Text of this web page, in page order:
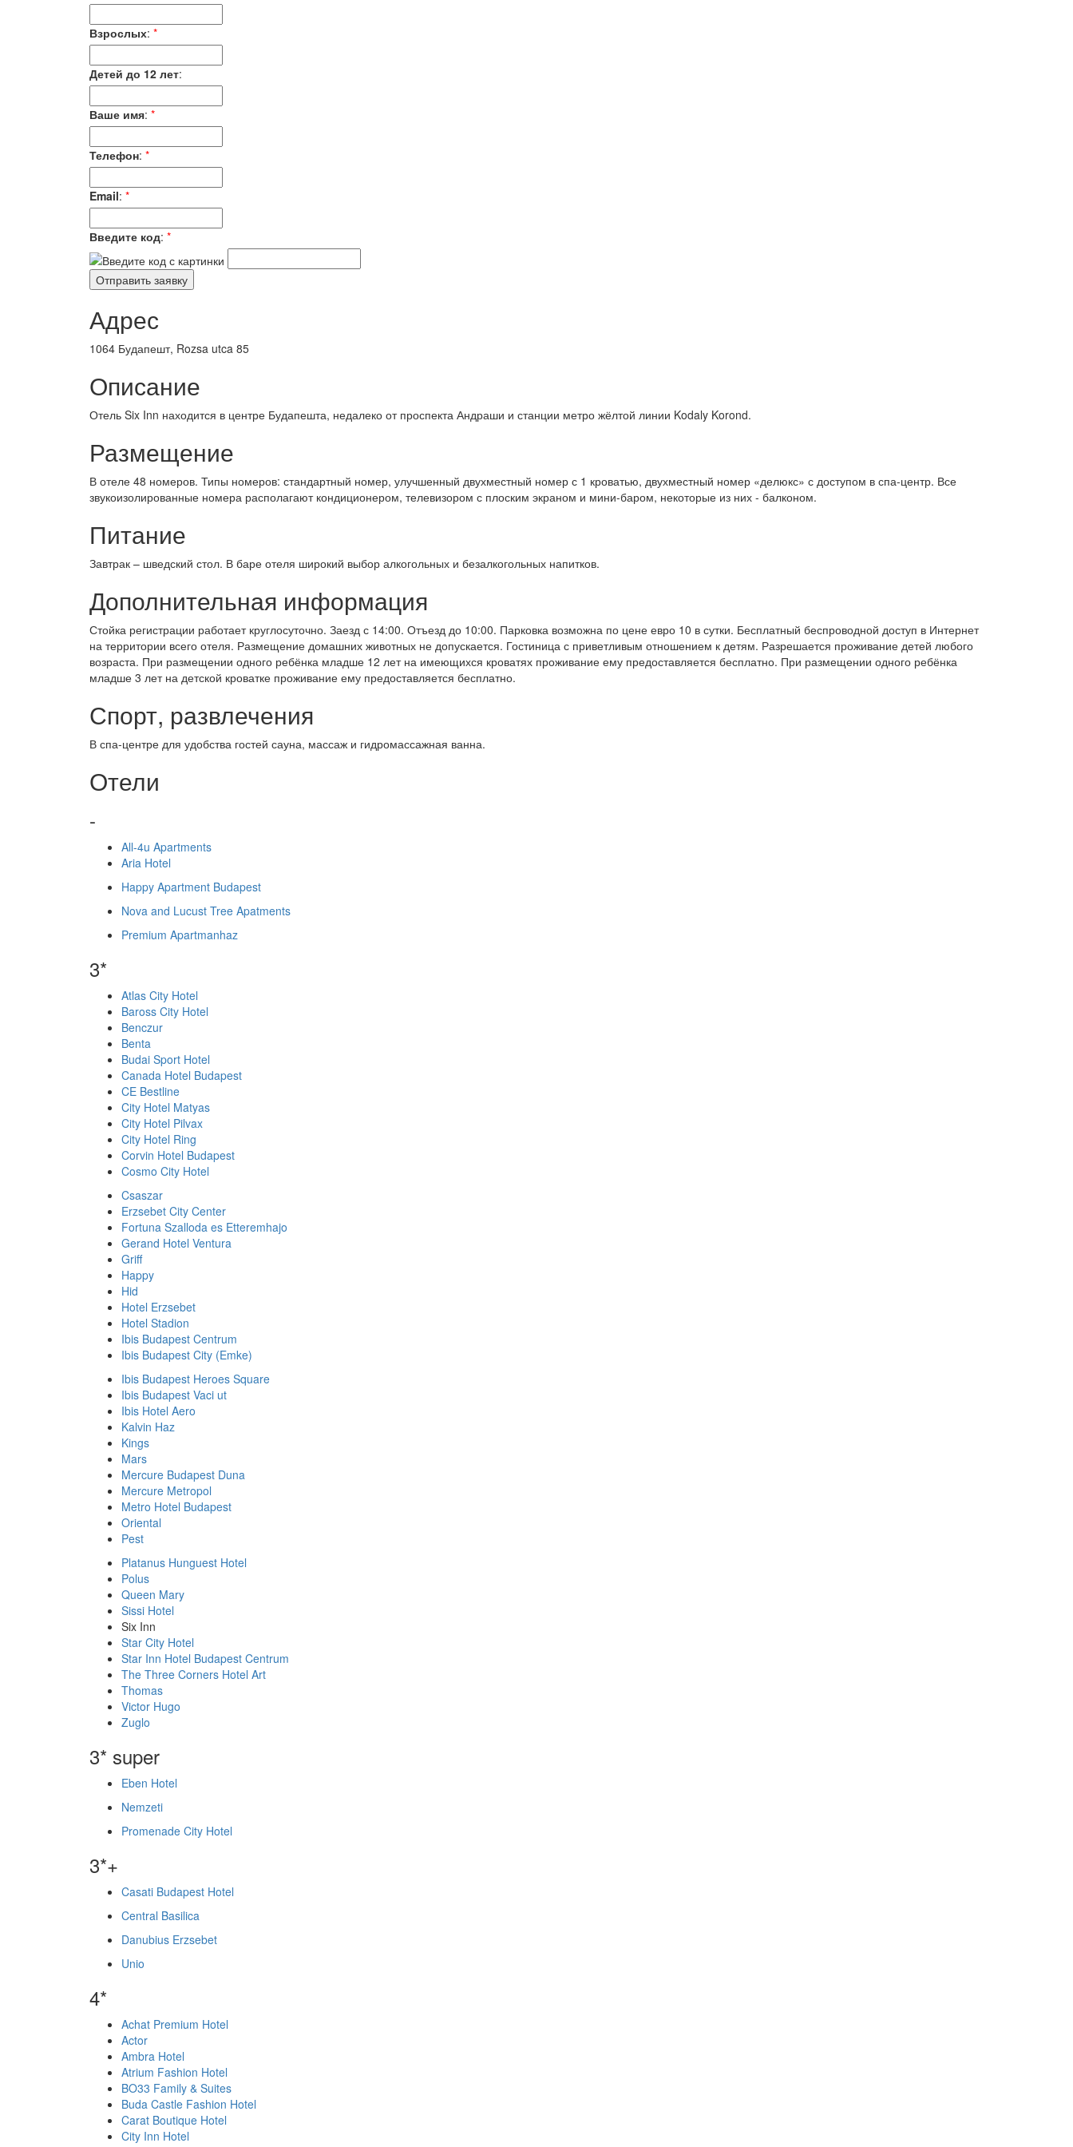
Взрослых: *
Детей до 12 лет:
Ваше имя: *
Телефон: *
Email: *
Введите код: *
Адрес
1064 Будапешт, Rozsa utca 85
Описание
Отель Six Inn находится в центре Будапешта, недалеко от проспекта Андраши и станции метро жёлтой линии Kodaly Korond.
Размещение
В отеле 48 номеров. Типы номеров: стандартный номер, улучшенный двухместный номер с 1 кроватью, двухместный номер «делюкс» с доступом в спа-центр. Все
звукоизолированные номера располагают кондиционером, телевизором с плоским экраном и мини-баром, некоторые из них - балконом.
Питание
Завтрак – шведский стол. В баре отеля широкий выбор алкогольных и безалкогольных напитков.
Дополнительная информация
Стойка регистрации работает круглосуточно. Заезд с 14:00. Отъезд до 10:00. Парковка возможна по цене евро 10 в сутки. Бесплатный беспроводной доступ в Интернет
на территории всего отеля. Размещение домашних животных не допускается. Гостиница с приветливым отношением к детям. Разрешается проживание детей любого
возраста. При размещении одного ребёнка младше 12 лет на имеющихся кроватях проживание ему предоставляется бесплатно. При размещении одного ребёнка
младше 3 лет на детской кроватке проживание ему предоставляется бесплатно.
Спорт, развлечения
В спа-центре для удобства гостей сауна, массаж и гидромассажная ванна.
Отели
-
All-4u Apartments
Aria Hotel
Happy Apartment Budapest
Nova and Lucust Tree Apatments
Premium Apartmanhaz
3*
Atlas City Hotel
Baross City Hotel
Benczur
Benta
Budai Sport Hotel
Canada Hotel Budapest
CE Bestline
City Hotel Matyas
City Hotel Pilvax
City Hotel Ring
Corvin Hotel Budapest
Cosmo City Hotel
Csaszar
Erzsebet City Center
Fortuna Szalloda es Etteremhajo
Gerand Hotel Ventura
Griff
Happy
Hid
Hotel Erzsebet
Hotel Stadion
Ibis Budapest Centrum
Ibis Budapest City (Emke)
Ibis Budapest Heroes Square
Ibis Budapest Vaci ut
Ibis Hotel Aero
Kalvin Haz
Kings
Mars
Mercure Budapest Duna
Mercure Metropol
Metro Hotel Budapest
Oriental
Pest
Platanus Hunguest Hotel
Polus
Queen Mary
Sissi Hotel
Six Inn
Star City Hotel
Star Inn Hotel Budapest Centrum
The Three Corners Hotel Art
Thomas
Victor Hugo
Zuglo
3* super
Eben Hotel
Nemzeti
Promenade City Hotel
3*+
Casati Budapest Hotel
Central Basilica
Danubius Erzsebet
Unio
4*
Achat Premium Hotel
Actor
Ambra Hotel
Atrium Fashion Hotel
BO33 Family & Suites
Buda Castle Fashion Hotel
Carat Boutique Hotel
City Inn Hotel